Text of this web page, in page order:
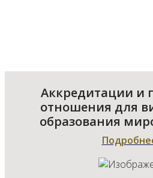
Аккредитации и
отношения для
образования